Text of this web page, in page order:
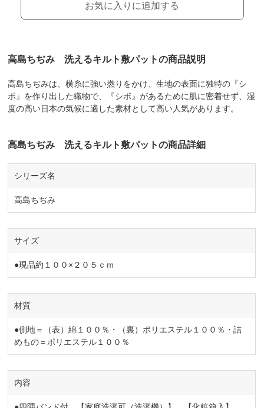
お気に入りに追加する
高島ちぢみ 洗えるキルト敷パットの商品説明
高島ちぢみは、横糸に強い撚りをかけ、生地の表面に独特の『シ
ボ』を作り出した織物で、『シボ』があるために肌に密着せず、湿
度の高い日本の気候に適した素材として高い人気があります。
高島ちぢみ 洗えるキルト敷パットの商品詳細
シリーズ名
高島ちぢみ
サイズ
●現品約１００×２０５ｃｍ
材質
●側地＝（表）綿１００％・（裏）ポリエステル１００％・詰
めもの＝ポリエステル１００％
内容